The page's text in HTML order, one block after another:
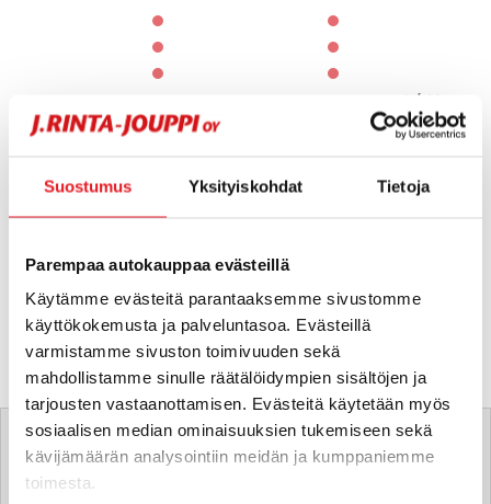
Suostumus Yksityiskohdat Tietoja
Parempaa autokauppaa evästeillä
Käytämme evästeitä parantaaksemme sivustomme
käyttökokemusta ja palveluntasoa. Evästeillä
varmistamme sivuston toimivuuden sekä
mahdollistamme sinulle räätälöidympien sisältöjen ja
tarjousten vastaanottamisen. Evästeitä käytetään myös
sosiaalisen median ominaisuuksien tukemiseen sekä
kävijämäärän analysointiin meidän ja kumppaniemme
toimesta.
1 / 60
Tätä ajoneuvoa myy